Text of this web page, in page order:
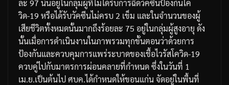
ละ 97 นั้นอยู่ในกลุ่มผู้ที่ไม่ได้รับการฉีดวัคซีนป้องกันโค
วิด-19 หรือได้รับวัคซีนไม่ครบ 2 เข็ม และในจำนวนของผู้
เสียชีวิตทั้งหมดนั้นมากถึงร้อยละ 75 อยู่ในกลุ่มผู้สูงอายุ ดัง
นั้นเมื่อการดำเนินงานในภาพรวมทุกขั้นตอนว่าด้วยการ
ป้องกันและควบคุมการแพร่ระบาดของเชื้อไวรัสโควิด-19
ควบคู่ไปกับมาตรการผ่อนคลายที่กำหนดซึ่งในวันที่ 1
เม.ย.เป็นต้นไปศบค.ได้กำหนดให้ขอนแก่นจัดอยู่ในพื้นที่